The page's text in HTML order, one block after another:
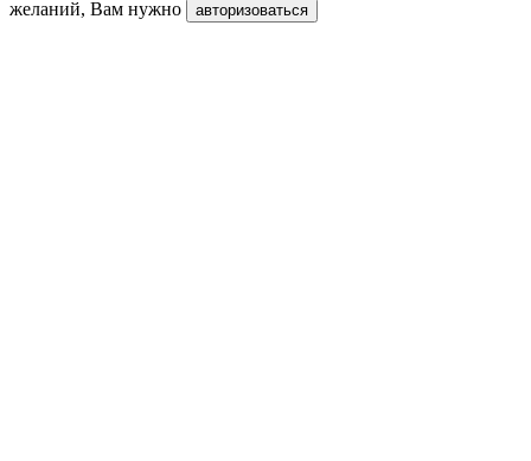
желаний, Вам нужно авторизоваться